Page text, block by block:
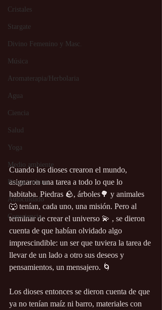
Cristales
Stargate
Divino Femenino y Masc.
Música
Aromaterapia/Herbolaria
Agua
Ciencia
Salud
Yoga
Medio ambiente
Bioagricultura
Autocuidado
Consciencia
Cuando los dioses crearon el mundo,
asignaron una tarea a todo lo que lo
habitaba. Piedras 🪨, árboles🌳 y animales
🐺 tenían, cada uno, una misión. Pero al
terminar de crear el universo 💫 , se dieron
cuenta de que habían olvidado algo
imprescindible: un ser que tuviera la tarea de
llevar de un lado a otro sus deseos y
pensamientos, un mensajero. 🌀
Los dioses entonces se dieron cuenta de que
ya no tenían maíz ni barro, materiales con